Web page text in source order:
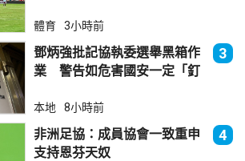
體育 3小時前
鄧炳強批記協執委選舉黑箱作
業 警告如危害國安一定「釘
3
本地 8小時前
非洲足協：成員協會一致重申
支持恩芬天奴
4